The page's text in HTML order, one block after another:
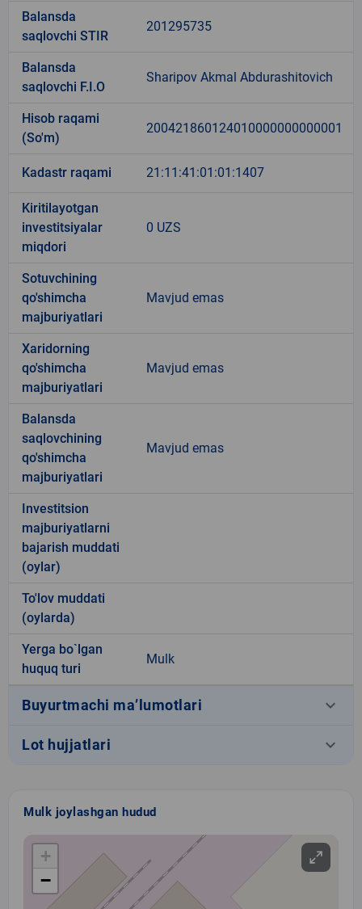
Balansda
saqlovchi STIR
201295735
Balansda
saqlovchi F.I.O
Sharipov Akmal Abdurashitovich
Hisob raqami
(So'm)
200421860124010000000000001
Kadastr raqami 21:11:41:01:01:1407
Kiritilayotgan
investitsiyalar
miqdori
0 UZS
Sotuvchining
qo'shimcha
majburiyatlari
Mavjud emas
Xaridorning
qo'shimcha
majburiyatlari
Mavjud emas
Balansda
saqlovchining
qo'shimcha
majburiyatlari
Mavjud emas
Investitsion
majburiyatlarni
bajarish muddati
(oylar)
To'lov muddati
(oylarda)
Yerga bo`lgan
huquq turi
Mulk
Buyurtmachi ma’lumotlari keyboard_arrow_down
Lot hujjatlari keyboard_arrow_down
Mulk joylashgan hudud
+
−